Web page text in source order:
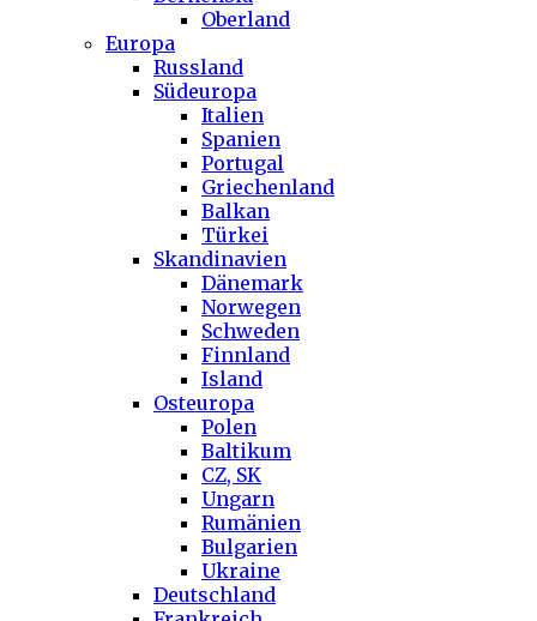
Oberland
Europa
Russland
Südeuropa
Italien
Spanien
Portugal
Griechenland
Balkan
Türkei
Skandinavien
Dänemark
Norwegen
Schweden
Finnland
Island
Osteuropa
Polen
Baltikum
CZ, SK
Ungarn
Rumänien
Bulgarien
Ukraine
Deutschland